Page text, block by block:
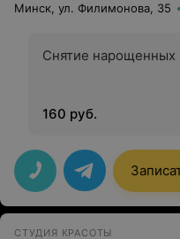
Минск, ул. Филимонова, 35
Снятие нарощенных
160 руб.
СТУДИЯ КРАСОТЫ